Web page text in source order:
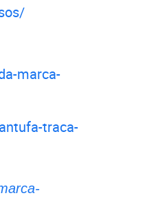
marca-
traca-